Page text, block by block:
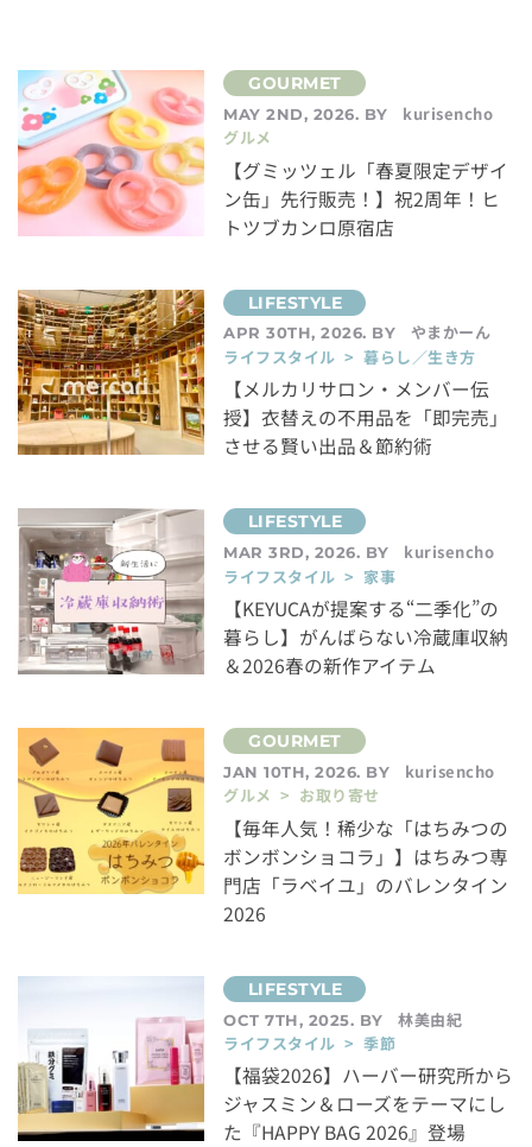
MAY 2ND, 2026. BY
kurisencho
グルメ
【グミッツェル「春夏限定デザイ
ン缶」先行販売！】祝2周年！ヒ
トツブカンロ原宿店
APR 30TH, 2026. BY
やまかーん
ライフスタイル > 暮らし／生き方
【メルカリサロン・メンバー伝
授】衣替えの不用品を「即完売」
させる賢い出品＆節約術
MAR 3RD, 2026. BY
kurisencho
ライフスタイル > 家事
【KEYUCAが提案する“二季化”の
暮らし】がんばらない冷蔵庫収納
＆2026春の新作アイテム
JAN 10TH, 2026. BY
kurisencho
グルメ > お取り寄せ
【毎年人気！稀少な「はちみつの
ボンボンショコラ」】はちみつ専
門店「ラベイユ」のバレンタイン
2026
OCT 7TH, 2025. BY
林美由紀
ライフスタイル > 季節
【福袋2026】ハーバー研究所から
ジャスミン＆ローズをテーマにし
た『HAPPY BAG 2026』登場